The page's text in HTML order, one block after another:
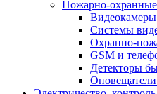
Пожарно-
Видеокамеры
Системы
Охранно-
GSM и
Детекторы
Оповещатели